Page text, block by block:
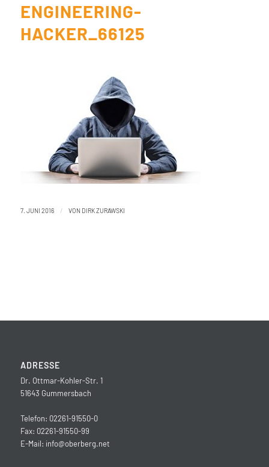
ENGINEERING-
HACKER_66125
7. JUNI 2016 / VON DIRK ZURAWSKI
ADRESSE
Dr. Ottmar-Kohler-Str. 1
51643 Gummersbach
Telefon: 02261-91550-0
Fax: 02261-91550-99
E-Mail: info@oberberg.net